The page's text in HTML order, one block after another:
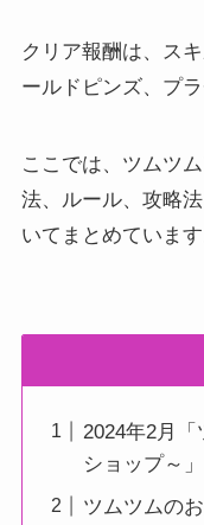
クリア報酬は、ス
ールドピンズ、プ
ここでは、ツムツ
法、ルール、攻略
いてまとめています
2024年2月
ショップ～
ツムツムの